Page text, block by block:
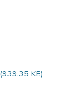
(939.35 KB)